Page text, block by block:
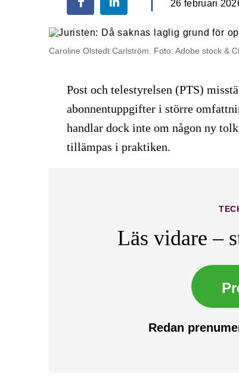
26 februari
Caroline Olstedt Carlström. Foto: Adobe stock &
Post och telestyrelsen (PTS)
abonnentuppgifter i större
handlar dock inte om någon ny
tillämpas i praktiken.
Läs vidare –
Redan